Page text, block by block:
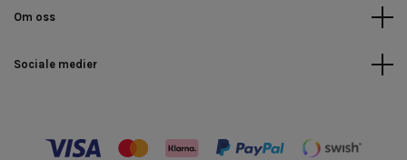
Om oss
Sociale medier